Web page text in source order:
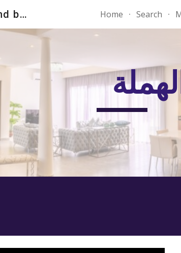
Skip to main content
" دومينز العقارية Your first and best choice" Home Search